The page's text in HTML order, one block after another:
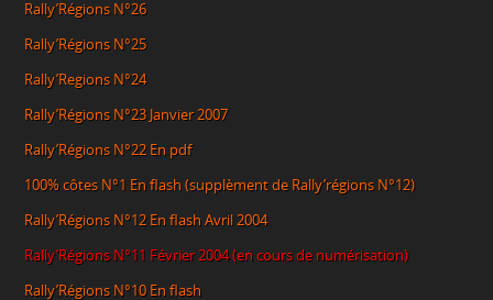
Rally’Régions N°26
Rally’Régions N°25
Rally’Regions N°24
Rally’Régions N°23 Janvier 2007
Rally’Régions N°22 En pdf
100% côtes N°1 En flash (supplèment de Rally’régions N°12)
Rally’Régions N°12 En flash Avril 2004
Rally’Régions N°11 Février 2004(en cours de numérisation)
Rally’Régions N°10 En flash